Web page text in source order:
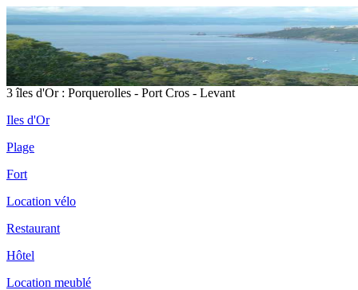
3 îles d'Or : Porquerolles - Port Cros - Levant
Iles d'Or
Plage
Fort
Location vélo
Restaurant
Hôtel
Location meublé